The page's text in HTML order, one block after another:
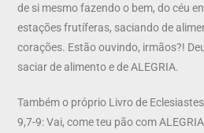
de si mesmo fazendo o bem, do céu
estações frutíferas, saciando de
corações. Estão ouvindo, irmãos?!
saciar de alimento e de ALEGRIA.
Também o próprio Livro de
9,7-9: Vai, come teu pão com